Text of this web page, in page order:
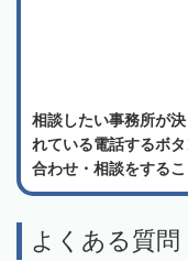
相談したい事務所が
れている電話するボ
合わせ・相談をするこ
よくある質問